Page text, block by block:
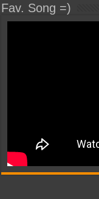
Fav. Song =)